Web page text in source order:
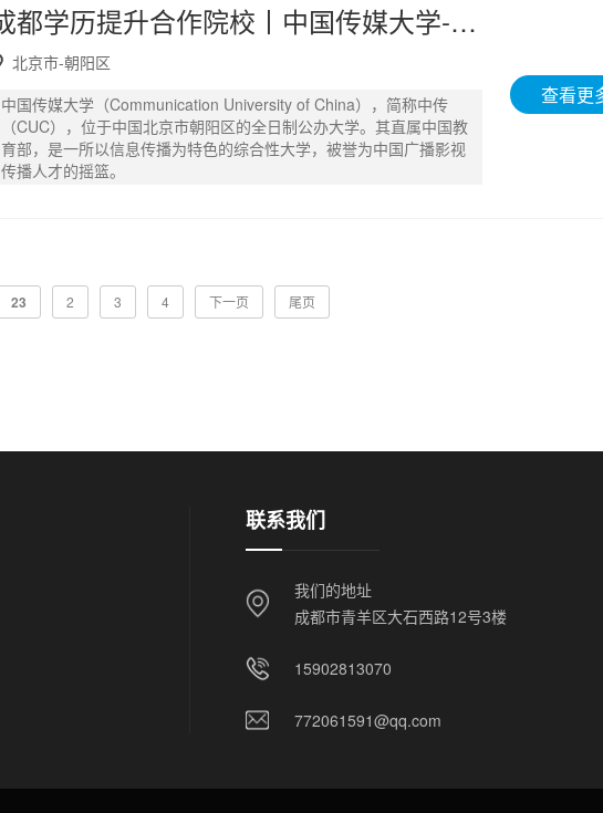
成都学历提升合作院校丨中国传媒大学-自考 - 15902813070
北京市-朝阳区
中国传媒大学（Communication University of China），简称中传
（CUC），位于中国北京市朝阳区的全日制公办大学。其直属中国教
育部，是一所以信息传播为特色的综合性大学，被誉为中国广播影视
传播人才的摇篮。
查看更
23 2 3 4 下一页 尾页
联系我们
我们的地址
成都市青羊区大石西路12号3楼
15902813070
772061591@qq.com